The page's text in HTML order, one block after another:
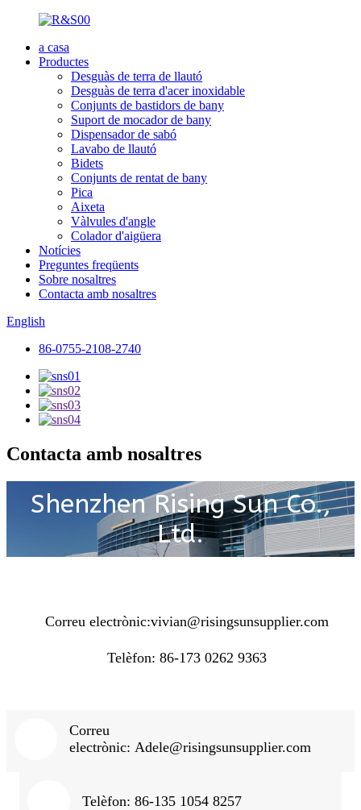
a casa
Productes
Desguàs de terra de llautó
Desguàs de terra d'acer inoxidable
Conjunts de bastidors de bany
Suport de mocador de bany
Dispensador de sabó
Lavabo de llautó
Bidets
Conjunts de rentat de bany
Pica
Aixeta
Vàlvules d'angle
Colador d'aigüera
Notícies
Preguntes freqüents
Sobre nosaltres
Contacta amb nosaltres
English
86-0755-2108-2740
Contacta amb nosaltres
Shenzhen Rising Sun Co.,
Ltd.
Correu electrònic:vivian@risingsunsupplier.com
Telèfon: 86-173 0262 9363
Correu
electrònic: Adele@risingsunsupplier.com
Telèfon: 86-135 1054 8257